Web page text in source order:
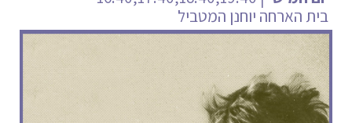
בית הארחה יוחנן המטביל